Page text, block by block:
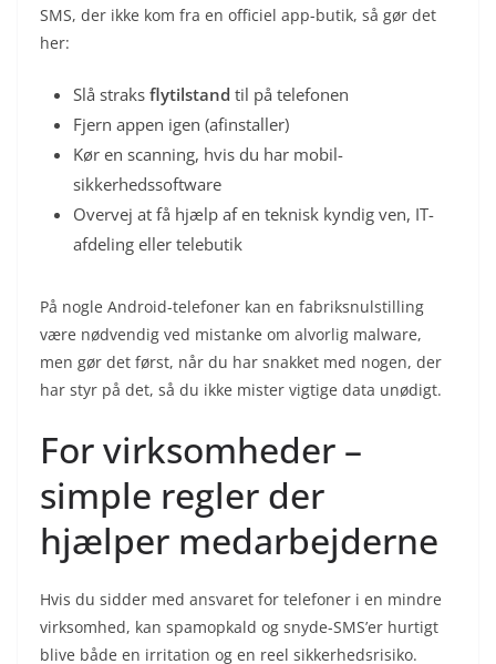
SMS, der ikke kom fra en officiel app-butik, så gør det
her:
Slå straks flytilstand til på telefonen
Fjern appen igen (afinstaller)
Kør en scanning, hvis du har mobil-
sikkerhedssoftware
Overvej at få hjælp af en teknisk kyndig ven, IT-
afdeling eller telebutik
På nogle Android-telefoner kan en fabriksnulstilling
være nødvendig ved mistanke om alvorlig malware,
men gør det først, når du har snakket med nogen, der
har styr på det, så du ikke mister vigtige data unødigt.
For virksomheder –
simple regler der
hjælper medarbejderne
Hvis du sidder med ansvaret for telefoner i en mindre
virksomhed, kan spamopkald og snyde-SMS’er hurtigt
blive både en irritation og en reel sikkerhedsrisiko.